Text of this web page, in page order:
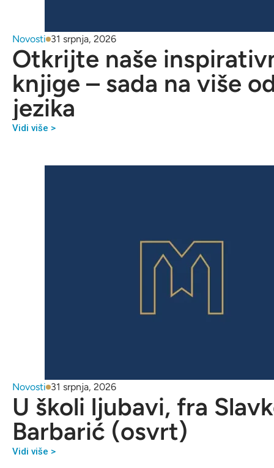
Novosti 31 srpnja, 2026
Otkrijte naše
knjige – sada na više
jezika
Vidi više >
Novosti 31 srpnja, 2026
U školi ljubavi, fra
Barbarić (osvrt)
Vidi više >